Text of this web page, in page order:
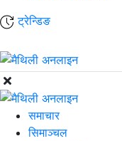
ट्रेन्डिङ
समाचार
सिमाञ्चल